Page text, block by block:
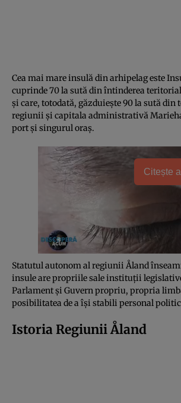
Cea mai mare insulă din arhipelag este
cuprinde 70 la sută din întinderea
şi care, totodată, găzduieşte 90 la sută din
regiunii şi capitala administrativă
port şi singurul oraş.
Citește
Statutul autonom al regiunii Åland
insule are propriile sale instituţii
Parlament şi Guvern propriu, propria
posibilitatea de a îşi stabili personal
Istoria Regiunii Åland